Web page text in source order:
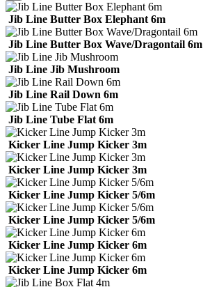
Jib Line Butter Box Elephant 6m
Jib Line Butter Box Wave/Dragontail 6m
Jib Line Jib Mushroom
Jib Line Rail Down 6m
Jib Line Tube Flat 6m
Kicker Line Jump Kicker 3m
Kicker Line Jump Kicker 3m
Kicker Line Jump Kicker 5/6m
Kicker Line Jump Kicker 5/6m
Kicker Line Jump Kicker 6m
Kicker Line Jump Kicker 6m